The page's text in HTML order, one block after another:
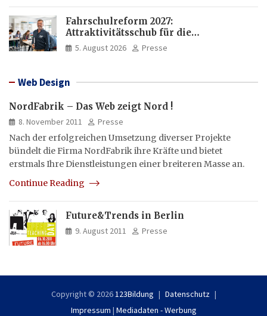
Fahrschulreform 2027:
Attraktivitätsschub für die
Fahrlehrerausbildung
5. August 2026 Presse
Web Design
NordFabrik – Das Web zeigt Nord !
8. November 2011
Presse
Nach der erfolgreichen Umsetzung diverser Projekte
bündelt die Firma NordFabrik ihre Kräfte und bietet
erstmals Ihre Dienstleistungen einer breiteren Masse an.
Continue Reading
Future&Trends in Berlin
9. August 2011 Presse
Copyright © 2026 123Bildung
Datenschutz
Impressum | Mediadaten - Werbung